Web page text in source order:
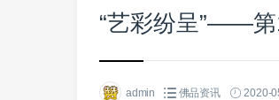
“艺彩纷呈”——第
admin 佛品资讯 2020-